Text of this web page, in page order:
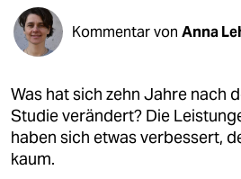
öko
gesellschaft
kultur
sport
Kommentar von Anna
Was hat sich zehn Jahre nach
Studie verändert? Die
haben sich etwas verbessert,
kaum.